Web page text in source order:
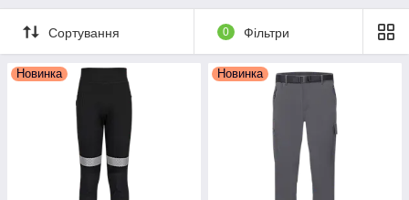
Сортування 0 Фільтри
Новинка Новинка